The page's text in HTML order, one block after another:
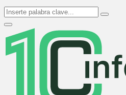
Search
for:
Search
Primary
Menu